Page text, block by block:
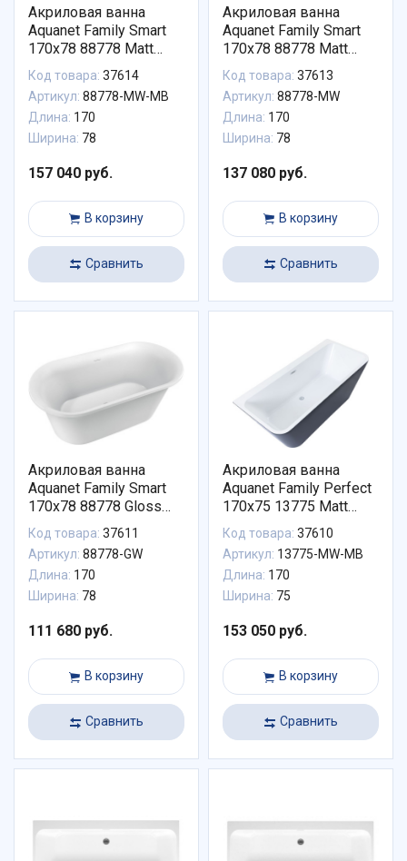
Акриловая ванна
Aquanet Family Smart
170x78 88778 Matt
Finish (панель Black
matte) 88778-MW-MB
Код товара: 37614
Артикул: 88778-MW-MB
Длина: 170
Ширина: 78
157 040 руб.
В корзину
Сравнить
Акриловая ванна
Aquanet Family Smart
170x78 88778 Matt
Finish 88778-MW
Код товара: 37613
Артикул: 88778-MW
Длина: 170
Ширина: 78
137 080 руб.
В корзину
Сравнить
Акриловая ванна
Aquanet Family Smart
170x78 88778 Gloss
Finish 88778-GW
Код товара: 37611
Артикул: 88778-GW
Длина: 170
Ширина: 78
111 680 руб.
В корзину
Сравнить
Акриловая ванна
Aquanet Family Perfect
170x75 13775 Matt
Finish (панель Black
matte) 13775-MW-MB
Код товара: 37610
Артикул: 13775-MW-MB
Длина: 170
Ширина: 75
153 050 руб.
В корзину
Сравнить